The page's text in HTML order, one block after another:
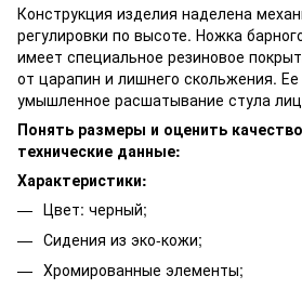
Конструкция изделия наделена
регулировки по высоте. Ножка
имеет специальное резиновое
от царапин и лишнего скольжения.
умышленное расшатывание стула
Понять размеры и оценить
технические данные:
Характеристики:
Цвет: черный;
Сидения из эко-кожи;
Хромированные элементы;